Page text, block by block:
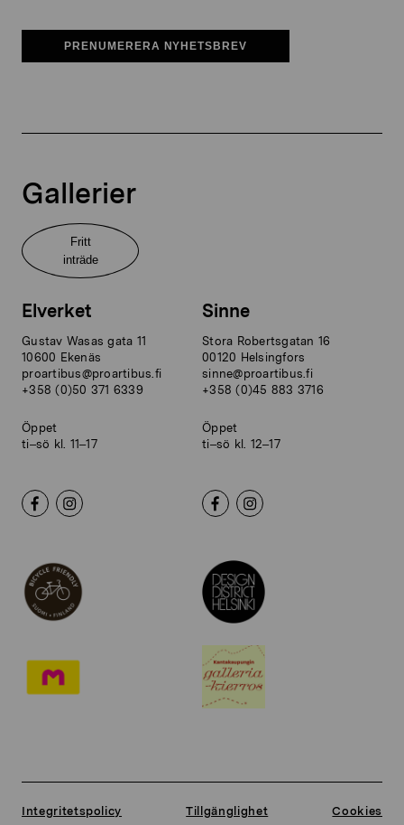
PRENUMERERA NYHETSBREV
Gallerier
Fritt
inträde
Elverket
Gustav Wasas gata 11
10600 Ekenäs
proartibus@proartibus.fi
+358 (0)50 371 6339
Öppet
ti–sö kl. 11–17
Sinne
Stora Robertsgatan 16
00120 Helsingfors
sinne@proartibus.fi
+358 (0)45 883 3716
Öppet
ti–sö kl. 12–17
Integritetspolicy Tillgänglighet Cookies